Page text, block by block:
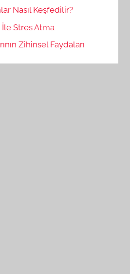
Nasıl Keşfedilir?
İle Stres Atma
Zihinsel Faydaları